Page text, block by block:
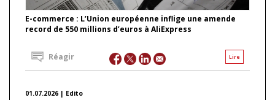
E-commerce : L’Union européenne inflige une amende
record de 550 millions d’euros à AliExpress
Lire
Réagir
01.07.2026 | Edito